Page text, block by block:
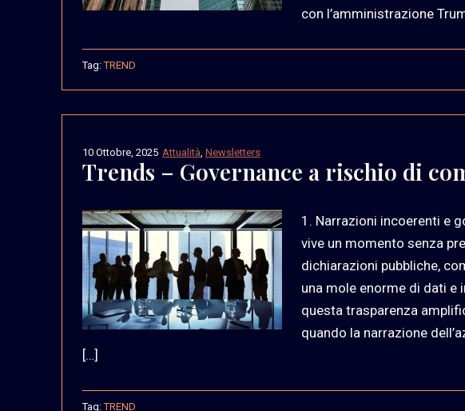
con l’amministrazione
Tag:TREND
Attualità Newsletters
10 Ottobre, 2025
Trends – Governance a rischio di
1. Narrazioni incoerenti e
vive un momento senza
dichiarazioni pubbliche,
una mole enorme di dati
questa trasparenza
quando la narrazione
[…]
Tag:TREND